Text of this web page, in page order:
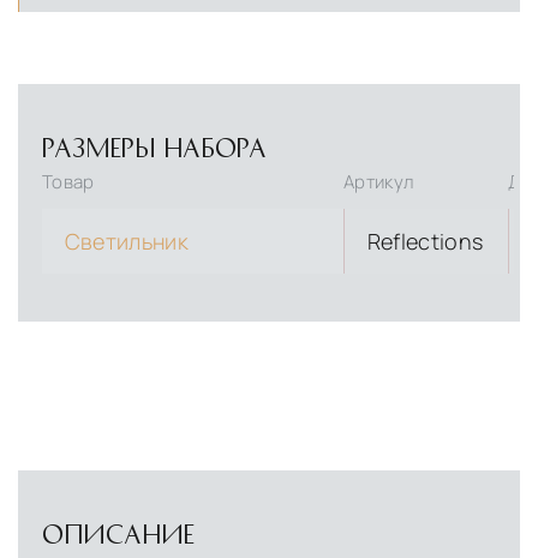
РАЗМЕРЫ НАБОРА
Товар Артикул
Светильник Reflections
ОПИСАНИЕ